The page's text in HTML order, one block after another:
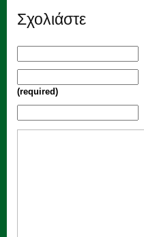
Σχολιάστε
(required)